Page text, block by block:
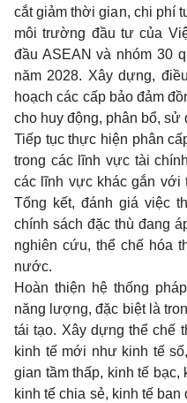
cắt giảm thời gian, chi phí
môi trường đầu tư của
đầu ASEAN và nhóm 30
năm 2028. Xây dựng,
hoạch các cấp bảo đảm
cho huy động, phân bổ,
Tiếp tục thực hiện phân
trong các lĩnh vực tài
các lĩnh vực khác gắn với
Tổng kết, đánh giá việc
chính sách đặc thù đang
nghiên cứu, thể chế hóa
nước.
Hoàn thiện hệ thống
năng lượng, đặc biệt là
tái tạo. Xây dựng thể chế
kinh tế mới như kinh tế
gian tầm thấp, kinh tế bạc,
kinh tế chia sẻ, kinh tế